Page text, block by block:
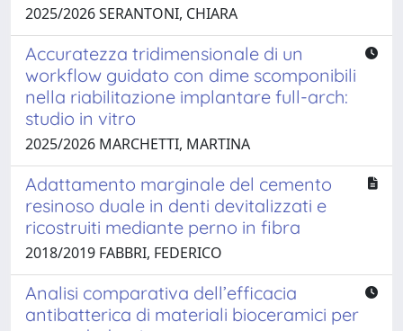
2025/2026 SERANTONI, CHIARA
Accuratezza tridimensionale di un
workflow guidato con dime scomponibili
nella riabilitazione implantare full-arch:
studio in vitro
2025/2026 MARCHETTI, MARTINA
Adattamento marginale del cemento
resinoso duale in denti devitalizzati e
ricostruiti mediante perno in fibra
2018/2019 FABBRI, FEDERICO
Analisi comparativa dell’efficacia
antibatterica di materiali bioceramici per